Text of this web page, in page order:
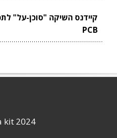
קיידנס השיקה "סוכן-על"
PCB
kit 2024